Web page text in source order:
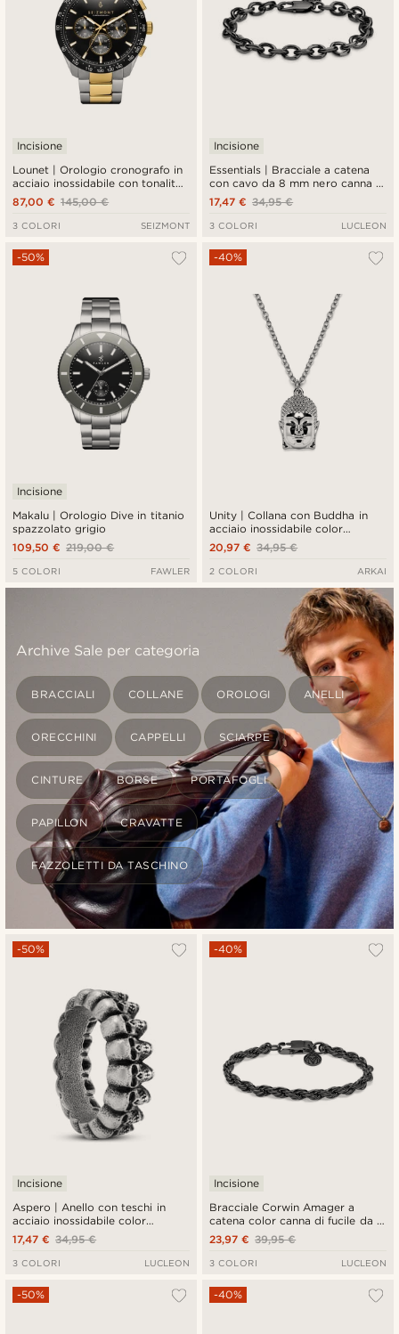
Lounet | Orologio cronografo in
acciaio inossidabile con tonalità
oro e argento
Incisione
145,00 €
87,00 €
3 COLORI SEIZMONT
Essentials | Bracciale a catena
con cavo da 8 mm nero canna di
fucile
Incisione
34,95 €
17,47 €
3 COLORI LUCLEON
Makalu | Orologio Dive in titanio
spazzolato grigio
-50%
Incisione
219,00 €
109,50 €
5 COLORI FAWLER
Unity | Collana con Buddha in
acciaio inossidabile color
argento
-40%
34,95 €
20,97 €
2 COLORI ARKAI
Aspero | Anello con teschi in
acciaio inossidabile color
argento da 8 mm
-50%
Incisione
34,95 €
17,47 €
3 COLORI LUCLEON
Bracciale Corwin Amager a
catena color canna di fucile da 6
mm
-40%
Incisione
39,95 €
23,97 €
3 COLORI LUCLEON
-50% -40%
Archive Sale per categoria
BRACCIALI COLLANE OROLOGI ANELLI
ORECCHINI CAPPELLI SCIARPE
CINTURE BORSE PORTAFOGLI
PAPILLON CRAVATTE
FAZZOLETTI DA TASCHINO